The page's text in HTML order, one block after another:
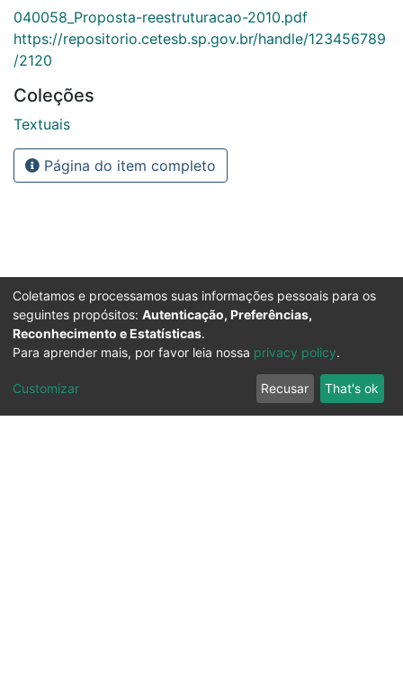
040058_Proposta-reestruturacao-2010.pdf
https://repositorio.cetesb.sp.gov.br/handle/123456789
/2120
Coleções
Textuais
Página do item completo
Coletamos e processamos suas informações pessoais para os
seguintes propósitos: Autenticação, Preferências,
Reconhecimento e Estatísticas.
Para aprender mais, por favor leia nossa privacy policy.
Customizar Recusar That's ok